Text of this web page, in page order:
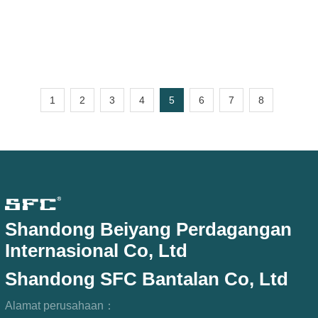
1 2 3 4 5 6 7 8
Shandong Beiyang Perdagangan
Internasional Co, Ltd
Shandong SFC Bantalan Co, Ltd
Alamat perusahaan：